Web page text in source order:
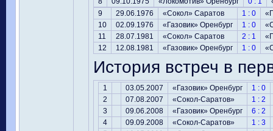
9
29.06.1976 «Сокол» Саратов 1 : 0
10
02.09.1976 «Газовик» Оренбург 1 : 0
11
28.07.1981 «Сокол» Саратов 2 : 1
12
12.08.1981 «Газовик» Оренбург 1 : 0
История встреч в
1 03.05.2007 «Газовик» Оренбург
1 : 0
2
07.08.2007 «Сокол-Саратов»
1 : 2
3
09.06.2008 «Газовик» Оренбург
6 : 2
4
09.09.2008 «Сокол-Саратов»
1 : 3